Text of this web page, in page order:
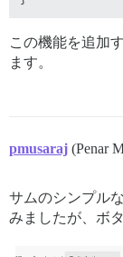
この機能を追加
ます。
pmusaraj (Penar
サムのシンプル
みましたが、ボ